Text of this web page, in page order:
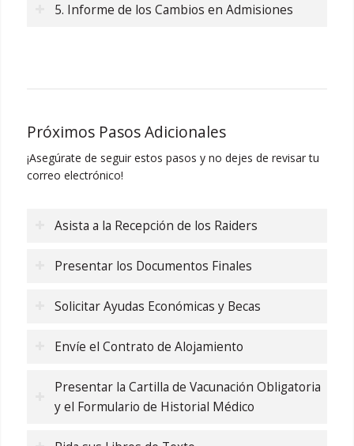
5. Informe de los Cambios en Admisiones
Próximos Pasos Adicionales
¡Asegúrate de seguir estos pasos y no dejes de revisar tu
correo electrónico!
Asista a la Recepción de los Raiders
Presentar los Documentos Finales
Solicitar Ayudas Económicas y Becas
Envíe el Contrato de Alojamiento
Presentar la Cartilla de Vacunación Obligatoria
y el Formulario de Historial Médico